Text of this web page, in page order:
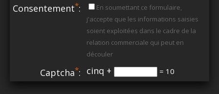
Consentement*:
En soumettant ce formulaire,
j'accepte que les informations saisies
soient exploitées dans le cadre de la
relation commerciale qui peut en
découler
Captcha*: cinq + = 10